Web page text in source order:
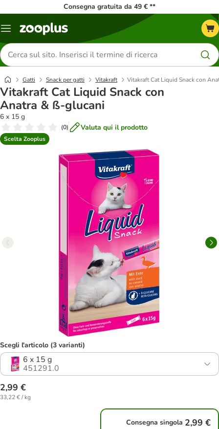
Consegna gratuita da 49 € **
Overview
Cerca
prodotti
Gatti Snack per gatti Vitakraft Vitakraft Cat Liquid Snack con
Vitakraft Cat Liquid Snack con
Anatra & ß-glucani
6 x 15 g
(0) Valuta qui il prodotto
Scelta Zooplus
Scegli l'articolo (3 varianti)
6 x 15 g
451291.0
2,99 €
33,22 € / kg
Consegna singola 2,99 €